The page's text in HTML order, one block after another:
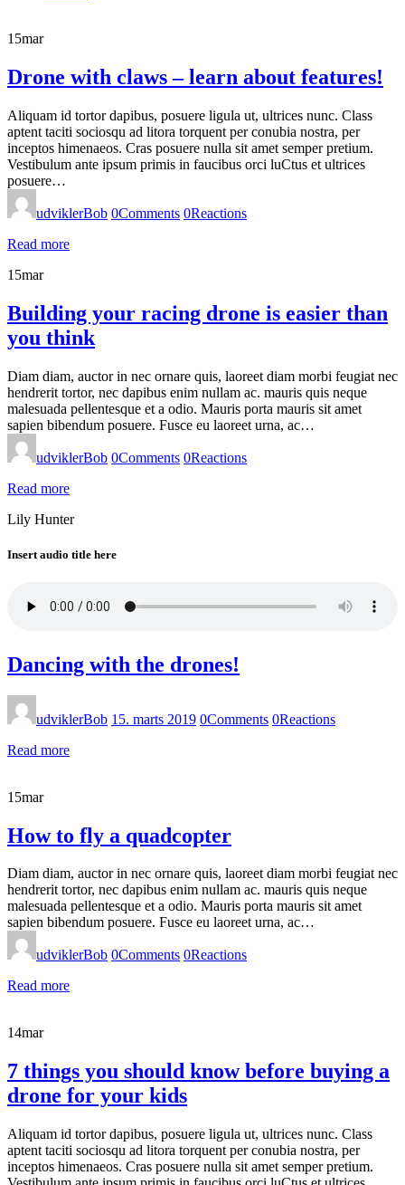
15mar
Drone with claws – learn about features!
Aliquam id tortor dapibus, posuere ligula ut, ultrices nunc. Class
aptent taciti sociosqu ad litora torquent per conubia nostra, per
inceptos himenaeos. Cras posuere nulla sit amet semper pretium.
Vestibulum ante ipsum primis in faucibus orci luCtus et ultrices
posuere…
udviklerBob 0Comments 0Reactions
Read more
15mar
Building your racing drone is easier than
you think
Diam diam, auctor in nec ornare quis, laoreet diam morbi feugiat nec
hendrerit tortor, nec dapibus enim nullam ac. mauris quis neque
malesuada pellentesque et a odio. Mauris porta mauris sit amet
sapien bibendum posuere. Fusce eu laoreet urna, ac…
udviklerBob 0Comments 0Reactions
Read more
Lily Hunter
Insert audio title here
Dancing with the drones!
udviklerBob 15. marts 2019 0Comments 0Reactions
Read more
15mar
How to fly a quadcopter
Diam diam, auctor in nec ornare quis, laoreet diam morbi feugiat nec
hendrerit tortor, nec dapibus enim nullam ac. mauris quis neque
malesuada pellentesque et a odio. Mauris porta mauris sit amet
sapien bibendum posuere. Fusce eu laoreet urna, ac…
udviklerBob 0Comments 0Reactions
Read more
14mar
7 things you should know before buying a
drone for your kids
Aliquam id tortor dapibus, posuere ligula ut, ultrices nunc. Class
aptent taciti sociosqu ad litora torquent per conubia nostra, per
inceptos himenaeos. Cras posuere nulla sit amet semper pretium.